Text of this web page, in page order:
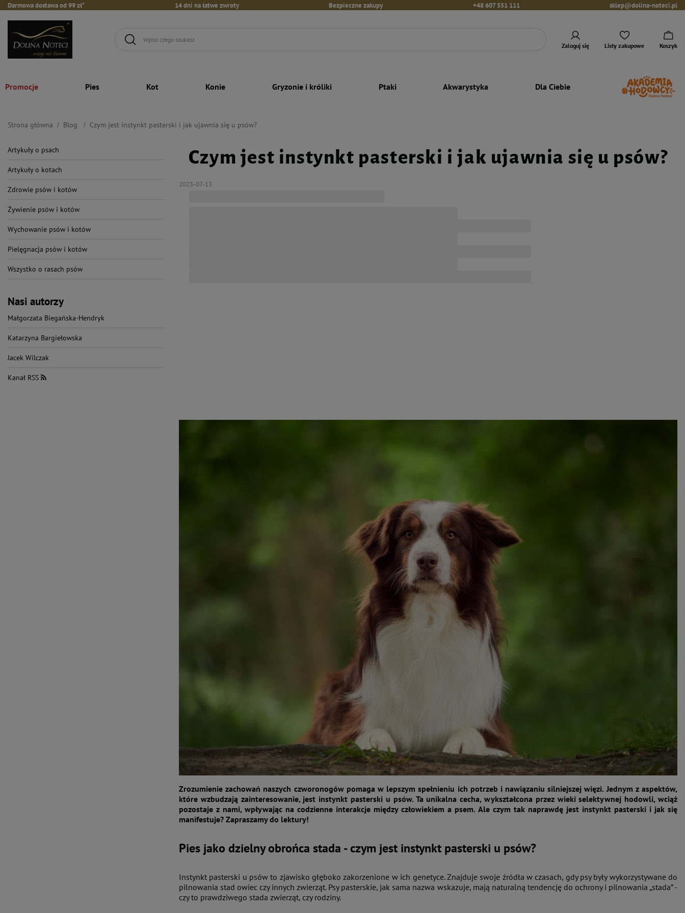
Darmowa dostawa od 99 zł* 14 dni na łatwe zwroty Bezpieczne zakupy +48 607 551 111 sklep@dolina-noteci.pl
Zaloguj się Listy zakupowe Koszyk
Promocje Pies Kot Konie Gryzonie i króliki Ptaki Akwarystyka Dla Ciebie
Strona główna Blog Czym jest instynkt pasterski i jak ujawnia się u psów?
Artykuły o psach
Artykuły o kotach
Zdrowie psów i kotów
Żywienie psów i kotów
Wychowanie psów i kotów
Pielęgnacja psów i kotów
Wszystko o rasach psów
Nasi autorzy
Małgorzata Biegańska-Hendryk
Katarzyna Bargiełowska
Jacek Wilczak
Kanał RSS
Czym jest instynkt pasterski i jak ujawnia się u psów?
2023-07-13
Zrozumienie zachowań naszych czworonogów pomaga w lepszym spełnieniu ich potrzeb i nawiązaniu silniejszej więzi. Jednym z aspektów,
które wzbudzają zainteresowanie, jest instynkt pasterski u psów. Ta unikalna cecha, wykształcona przez wieki selektywnej hodowli, wciąż
pozostaje z nami, wpływając na codzienne interakcje między człowiekiem a psem. Ale czym tak naprawdę jest instynkt pasterski i jak się
manifestuje? Zapraszamy do lektury!
Pies jako dzielny obrońca stada - czym jest instynkt pasterski u psów?
Instynkt pasterski u psów to zjawisko głęboko zakorzenione w ich genetyce. Znajduje swoje źródła w czasach, gdy psy były wykorzystywane do
pilnowania stad owiec czy innych zwierząt. Psy pasterskie, jak sama nazwa wskazuje, mają naturalną tendencję do ochrony i pilnowania „stada” -
czy to prawdziwego stada zwierząt, czy rodziny.